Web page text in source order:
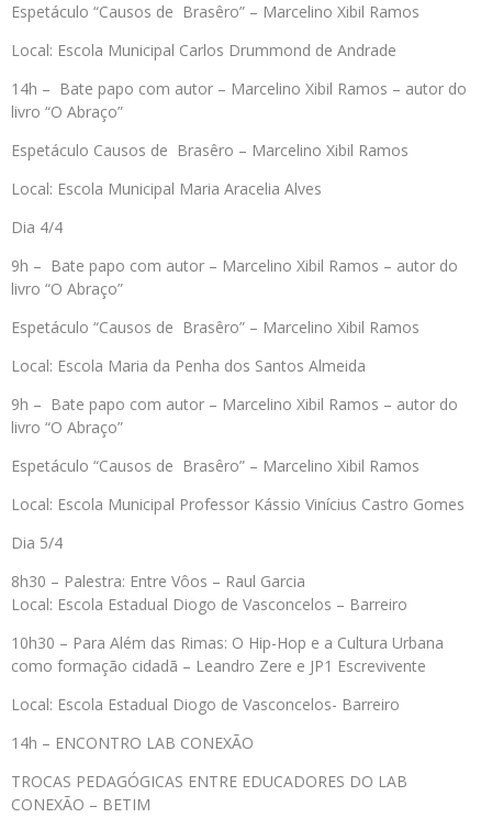
Espetáculo “Causos de Brasêro” – Marcelino Xibil Ramos
Local: Escola Municipal Carlos Drummond de Andrade
14h – Bate papo com autor – Marcelino Xibil Ramos – autor do
livro “O Abraço”
Espetáculo Causos de Brasêro – Marcelino Xibil Ramos
Local: Escola Municipal Maria Aracelia Alves
Dia 4/4
9h – Bate papo com autor – Marcelino Xibil Ramos – autor do
livro “O Abraço”
Espetáculo “Causos de Brasêro” – Marcelino Xibil Ramos
Local: Escola Maria da Penha dos Santos Almeida
9h – Bate papo com autor – Marcelino Xibil Ramos – autor do
livro “O Abraço”
Espetáculo “Causos de Brasêro” – Marcelino Xibil Ramos
Local: Escola Municipal Professor Kássio Vinícius Castro Gomes
Dia 5/4
8h30 – Palestra: Entre Vôos – Raul Garcia
Local: Escola Estadual Diogo de Vasconcelos – Barreiro
10h30 – Para Além das Rimas: O Hip-Hop e a Cultura Urbana
como formação cidadã – Leandro Zere e JP1 Escrevivente
Local: Escola Estadual Diogo de Vasconcelos- Barreiro
14h – ENCONTRO LAB CONEXÃO
TROCAS PEDAGÓGICAS ENTRE EDUCADORES DO LAB
CONEXÃO – BETIM